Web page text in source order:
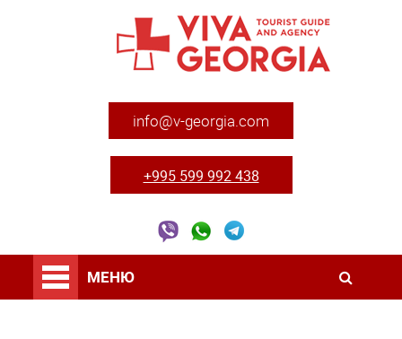
info@v-georgia.com
+995 599 992 438
МЕНЮ